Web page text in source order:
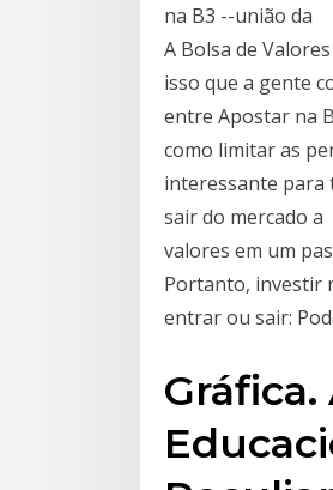
na B3 --união da
A Bolsa de
isso que a gente
entre Apostar na
como limitar as
interessante para
sair do mercado a
valores em um
Portanto, investir
entrar ou sair: